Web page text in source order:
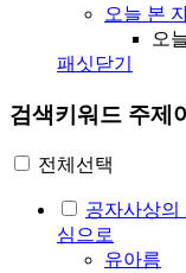
오늘 본
오
패싯닫기
검색키워드 주제
전체선택
공자사상의
심으로
유아름